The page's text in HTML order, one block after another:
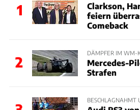
1
Clarkson,
feiern
Comeback
2
DÄMPFER IM WM-
Mercedes-
Strafen
BESCHLAGNAHMT